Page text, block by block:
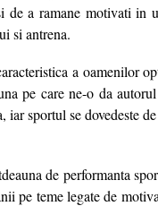
de a ramane motivati in
si antrena.
a oamenilor
pe care ne-o da
sportul se dovedeste
de performanta
pe teme legate de